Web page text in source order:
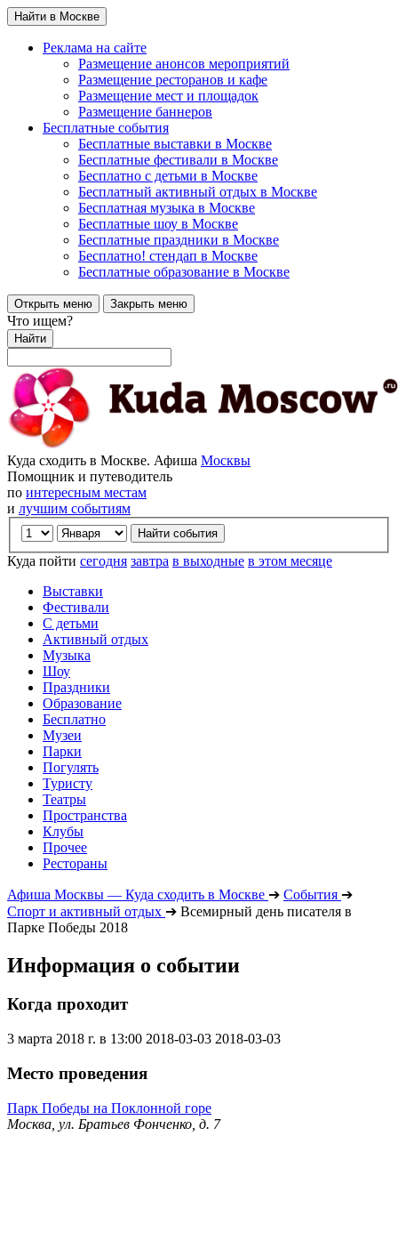
Найти в Москве
Реклама на сайте
Размещение анонсов мероприятий
Размещение ресторанов и кафе
Размещение мест и площадок
Размещение баннеров
Бесплатные события
Бесплатные выставки в Москве
Бесплатные фестивали в Москве
Бесплатно с детьми в Москве
Бесплатный активный отдых в Москве
Бесплатная музыка в Москве
Бесплатные шоу в Москве
Бесплатные праздники в Москве
Бесплатно! стендап в Москве
Бесплатные образование в Москве
Открыть меню Закрыть меню
Что ищем?
Найти
Куда сходить в Москве. Афиша Москвы
Помощник и путеводитель
по интересным местам
и лучшим событиям
Куда пойти сегодня завтра в выходные в этом месяце
Выставки
Фестивали
С детьми
Активный отдых
Музыка
Шоу
Праздники
Образование
Бесплатно
Музеи
Парки
Погулять
Туристу
Театры
Пространства
Клубы
Прочее
Рестораны
Афиша Москвы — Куда сходить в Москве ➔ События ➔
Спорт и активный отдых ➔ Всемирный день писателя в
Парке Победы 2018
Информация о событии
Когда проходит
3 марта 2018 г. в 13:00 2018-03-03 2018-03-03
Место проведения
Парк Победы на Поклонной горе
Москва, ул. Братьев Фонченко, д. 7